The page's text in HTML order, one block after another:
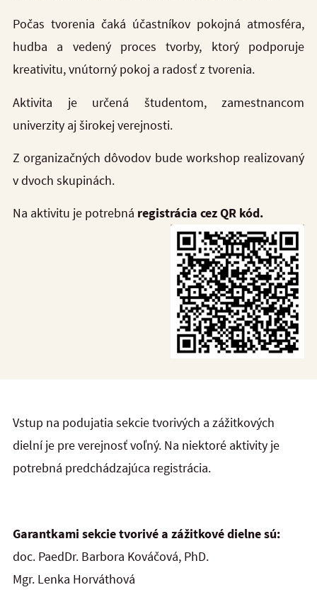
Počas tvorenia čaká účastníkov pokojná atmosféra,
hudba a vedený proces tvorby, ktorý podporuje
kreativitu, vnútorný pokoj a radosť z tvorenia.
Aktivita je určená študentom, zamestnancom
univerzity aj širokej verejnosti.
Z organizačných dôvodov bude workshop realizovaný
v dvoch skupinách.
Na aktivitu je potrebná registrácia cez QR kód.
Vstup na podujatia sekcie tvorivých a zážitkových
dielní je pre verejnosť voľný. Na niektoré aktivity je
potrebná predchádzajúca registrácia.
Garantkami sekcie tvorivé a zážitkové dielne sú:
doc. PaedDr. Barbora Kováčová, PhD.
Mgr. Lenka Horváthová